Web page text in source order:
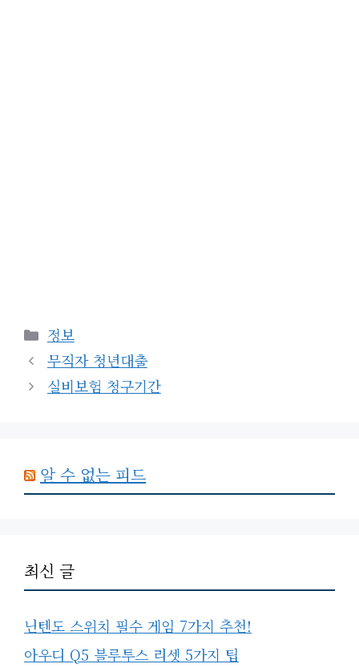
카
테
고
리
정보
무직자 청년대출
실비보험 청구기간
알 수 없는 피드
최신 글
닌텐도 스위치 필수 게임 7가지 추천!
아우디 Q5 블루투스 리셋 5가지 팁